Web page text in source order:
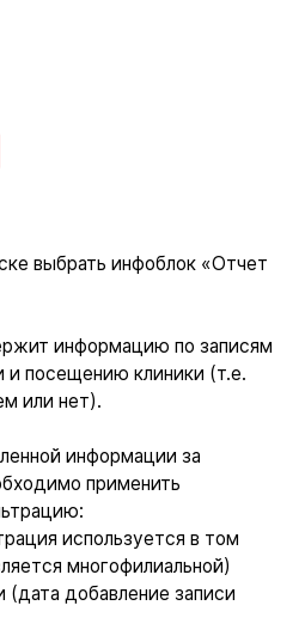
выбрать инфоблок «Отчет
информацию по записям
и посещению клиники (т.е.
или нет).
информации за
применить
используется в том
многофилиальной)
(дата добавление записи